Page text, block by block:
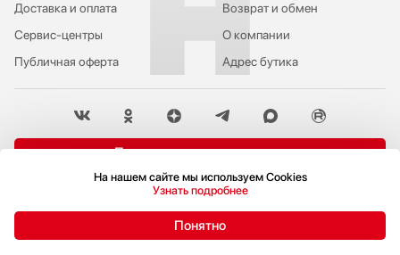
Публичная оферта
Сервис-центры
Доставка и оплата
Возврат и обмен
О компании
Адрес бутика
Пожаловаться руководству
Политика конфиденциальности
На нашем сайте мы используем Cookies
Узнать подробнее
Понятно